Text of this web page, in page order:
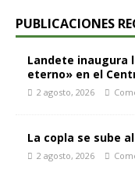
PUBLICACIONES
Landete inaugura
eterno» en el
2 agosto, 2026
La copla se sube
2 agosto, 2026